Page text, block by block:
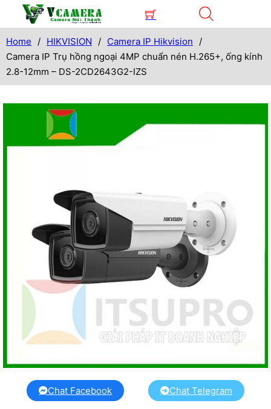
Home / HIKVISION / Camera IP Hikvision
/
Camera IP Trụ hồng ngoại 4MP chuẩn nén H.265+, ống kính
2.8-12mm – DS-2CD2643G2-IZS
Chat Facebook Chat Telegram